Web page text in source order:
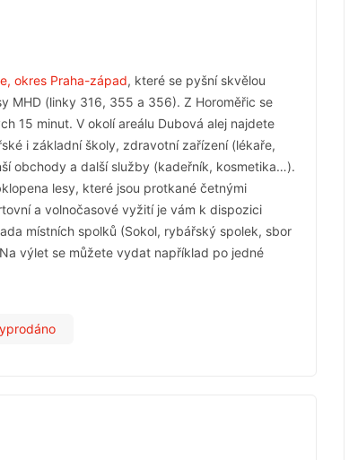
okres Praha-západ, které se pyšní skvělou
MHD (linky 316, 355 a 356). Z Horoměřic se
15 minut. V okolí areálu Dubová alej najdete
i základní školy, zdravotní zařízení (lékaře,
obchody a další služby (kadeřník, kosmetika…).
lesy, které jsou protkané četnými
a volnočasové vyžití je vám k dispozici
místních spolků (Sokol, rybářský spolek, sbor
výlet se můžete vydat například po jedné